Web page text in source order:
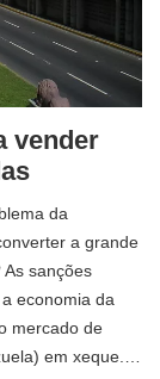
vender
da
a grande
sanções
economia da
mercado de
em xeque.…